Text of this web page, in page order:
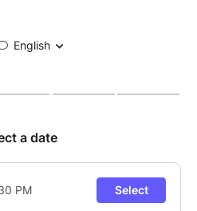
de jeu… et le vôtre ! Deux
salué par la critique, puis
dans un imaginaire
arpente la scène du Baiser
et pour animer une fois
soirées orientées vers